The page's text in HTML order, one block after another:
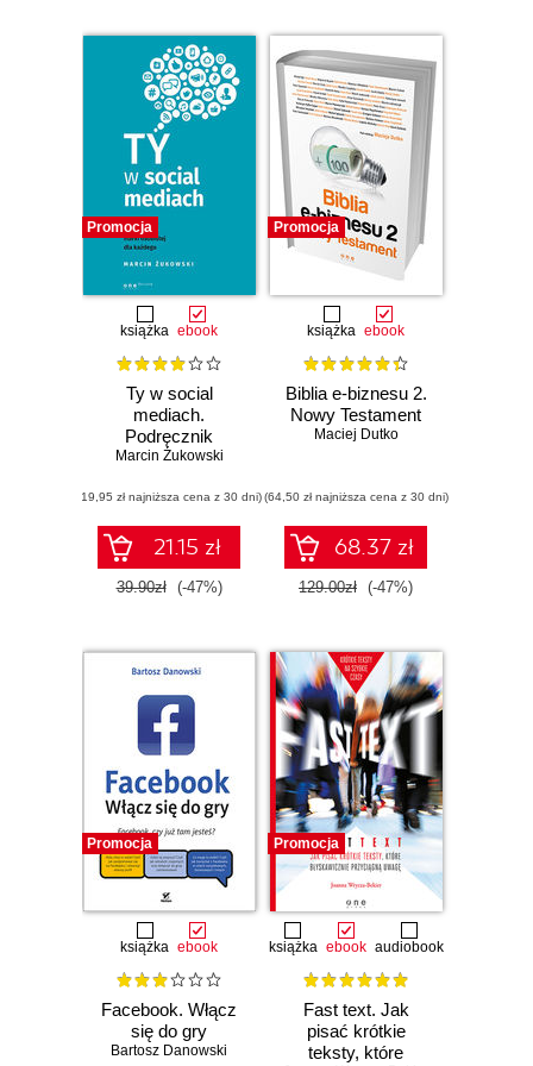
Promocja
książka ebook
Ty w social
mediach.
Podręcznik
budowania marki
każdego
Marcin Żukowski
(19,95 zł najniższa cena z 30 dni)
21.15 zł
39.90zł (-47%)
Promocja
książka ebook
Biblia e-biznesu 2.
Nowy Testament
Maciej Dutko
(64,50 zł najniższa cena z 30 dni)
68.37 zł
129.00zł (-47%)
Promocja
książka ebook
Facebook. Włącz
się do gry
Bartosz Danowski
Promocja
książka ebook audiobook
Fast text. Jak
pisać krótkie
teksty, które